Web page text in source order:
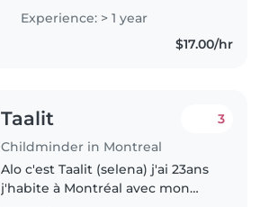
je garde régulièrement ! Entre
ma certification en premiers
Experience: > 1 year
$17.00/hr
Taalit
Childminder in Montreal
3
Alo c'est Taalit (selena) j'ai 23ans
j'habite à Montréal avec mon